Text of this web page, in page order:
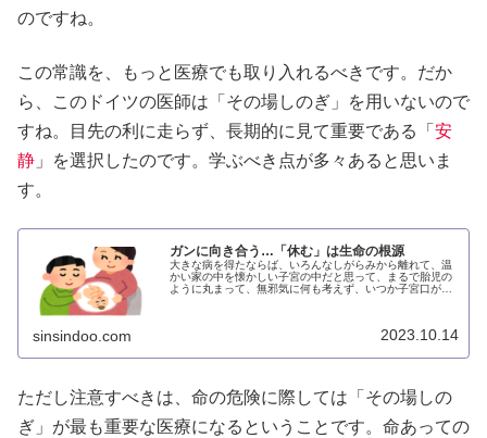
のですね。
この常識を、もっと医療でも取り入れるべきです。だか
ら、このドイツの医師は「その場しのぎ」を用いないので
すね。目先の利に走らず、長期的に見て重要である「 安
静 」を選択したのです。学ぶべき点が多々あると思いま
す。
ガンに向き合う…「休む」は生命の根源
大きな病を得たならば、いろんなしがらみから離れて、温
かい家の中を懐かしい子宮の中だと思って、まるで胎児の
ように丸まって、無邪気に何も考えず、いつか子宮口が開
sinsindoo.com 2023.10.14
ただし注意すべきは、命の危険に際しては「その場しの
ぎ」が最も重要な医療になるということです。命あっての